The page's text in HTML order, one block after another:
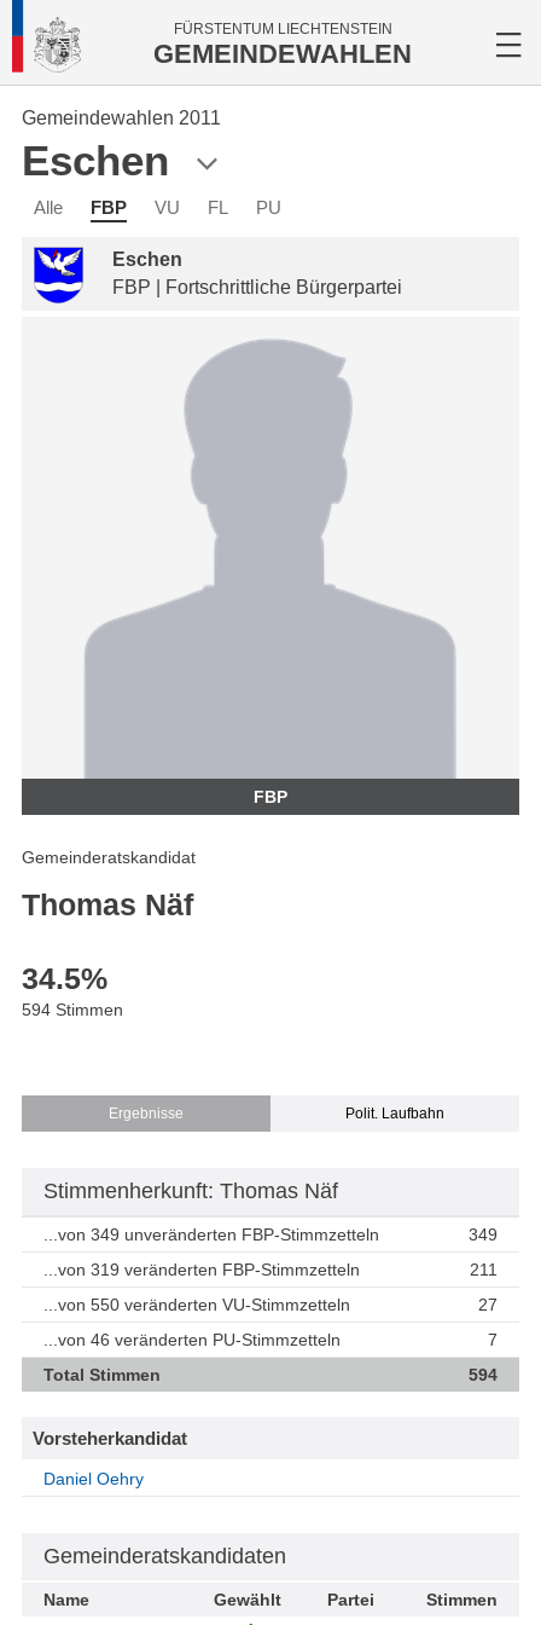
FÜRSTENTUM LIECHTENSTEIN
GEMEINDEWAHLEN
Gemeindewahlen 2011
Eschen
Alle FBP VU FL PU
Eschen
FBP | Fortschrittliche Bürgerpartei
FBP
Gemeinderatskandidat
Thomas Näf
34.5%
594 Stimmen
Ergebnisse Polit. Laufbahn
Stimmenherkunft: Thomas Näf
...von 349 unveränderten FBP-Stimmzetteln
349
...von 319 veränderten FBP-Stimmzetteln
211
...von 550 veränderten VU-Stimmzetteln
27
...von 46 veränderten PU-Stimmzetteln
7
Total Stimmen
594
Vorsteherkandidat
Daniel Oehry
Gemeinderatskandidaten
Name Gewählt Partei
Stimmen